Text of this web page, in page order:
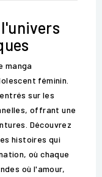
manga
féminin.
sur les
offrant une
Découvrez
histoires qui
où chaque
où l'amour,